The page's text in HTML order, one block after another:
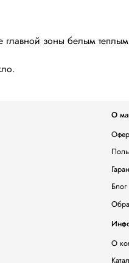
главной зоны белым
О
Блог
О